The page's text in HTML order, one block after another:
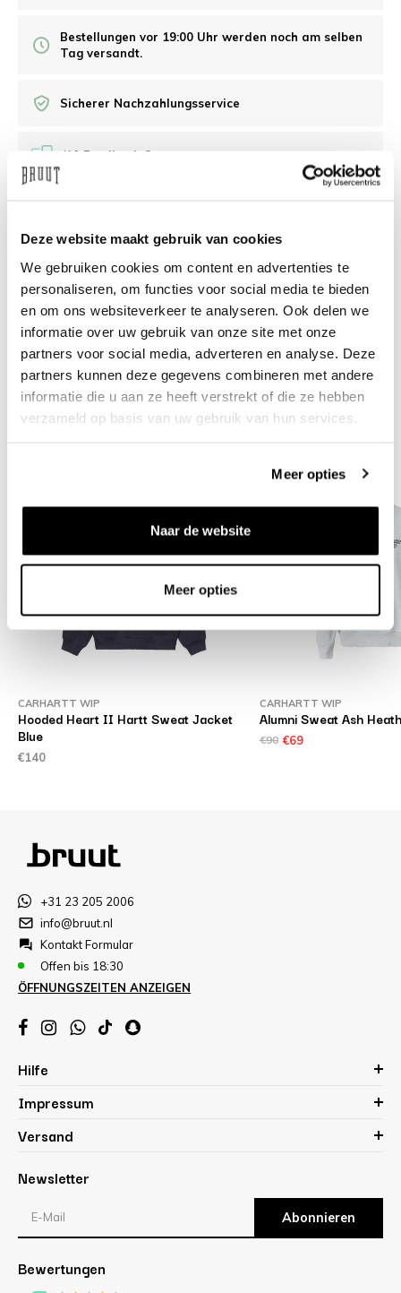
Deze website maakt gebruik van cookies
We gebruiken cookies om content en advertenties te
personaliseren, om functies voor social media te bieden
en om ons websiteverkeer te analyseren. Ook delen we
informatie over uw gebruik van onze site met onze
partners voor social media, adverteren en analyse. Deze
partners kunnen deze gegevens combineren met andere
informatie die u aan ze heeft verstrekt of die ze hebben
verzameld op basis van uw gebruik van hun services.
Meer opties
Naar de website
Meer opties
Bestellungen vor 19:00 Uhr werden noch am selben
Tag versandt.
Sicherer Nachzahlungsservice
/10 Feedback Company
info@bruut.nl Live-Chat Whatsapp
Über dieses Produkt
Versand und Rückgabe
Verwandte Produkte
CARHARTT WIP
Hooded Heart II Hartt Sweat Jacket
Blue
€140
CARHARTT WIP
Alumni Sweat Ash
€90 €69
+31 23 205 2006
info@bruut.nl
Kontakt Formular
Offen bis 18:30
ÖFFNUNGSZEITEN ANZEIGEN
Hilfe
Impressum
Versand
Newsletter
Abonnieren
Bewertungen